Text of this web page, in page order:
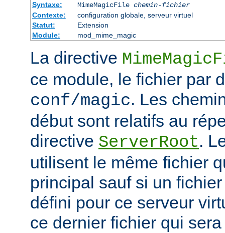
Syntaxe:
MimeMagicFile chemin-fichier
Contexte:
configuration globale, serveur virtuel
Statut:
Extension
Module:
mod_mime_magic
La directive
ce module, le fichier par
conf/magic. Les
début sont relatifs au
directive ServerRoot.
utilisent le même fichier
principal sauf si un
défini pour ce serveur
ce dernier fichier qui